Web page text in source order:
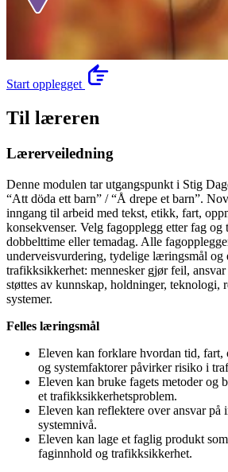
Start opplegget
Til læreren
Lærerveiledning
Denne modulen tar utgangspunkt i Stig
“Att döda ett barn” / “Å drepe et barn”.
inngang til arbeid med tekst, etikk, fart,
konsekvenser. Velg fagopplegg etter fag og
dobbelttime eller temadag. Alle
underveisvurdering, tydelige læringsmål og
trafikksikkerhet: mennesker gjør feil,
støttes av kunnskap, holdninger, teknologi,
systemer.
Felles læringsmål
Eleven kan forklare hvordan tid, fart,
og systemfaktorer påvirker risiko i
Eleven kan bruke fagets metoder og
et trafikksikkerhetsproblem.
Eleven kan reflektere over ansvar på
systemnivå.
Eleven kan lage et faglig produkt
faginnhold og trafikksikkerhet.